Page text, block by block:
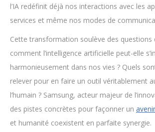
l’IA redéfinit déjà nos interactions avec les
services et même nos modes de
Cette transformation soulève des questions
comment l’intelligence artificielle peut-elle
harmonieusement dans nos vies ? Quels
relever pour en faire un outil véritablement
l’humain ? Samsung, acteur majeur de
des pistes concrètes pour façonner un avenir
et humanité coexistent en parfaite synergie.